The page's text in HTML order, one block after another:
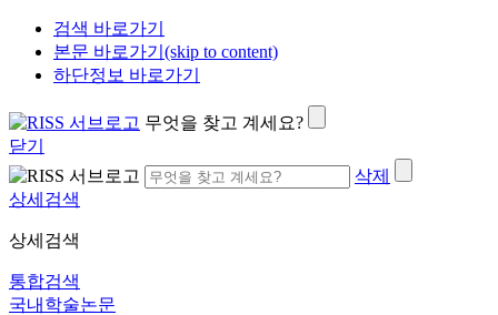
검색 바로가기
본문 바로가기(skip to content)
하단정보 바로가기
무엇을 찾고 계세요?
닫기
삭제
상세검색
상세검색
통합검색
국내학술논문